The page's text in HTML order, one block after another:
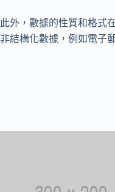
此外，數據的性質和格式
非結構化數據，例如電子